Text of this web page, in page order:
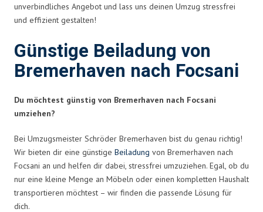
unverbindliches Angebot und lass uns deinen Umzug stressfrei
und effizient gestalten!
Günstige Beiladung von
Bremerhaven nach Focsani
Du möchtest günstig von Bremerhaven nach Focsani
umziehen?
Bei Umzugsmeister Schröder Bremerhaven bist du genau richtig!
Wir bieten dir eine günstige Beiladung von Bremerhaven nach
Focsani an und helfen dir dabei, stressfrei umzuziehen. Egal, ob du
nur eine kleine Menge an Möbeln oder einen kompletten Haushalt
transportieren möchtest – wir finden die passende Lösung für
dich.